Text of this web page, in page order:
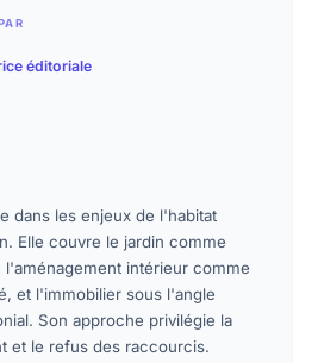
éditoriale
dans les enjeux de l'habitat
Elle couvre le jardin comme
intérieur comme
et l'immobilier sous l'angle
Son approche privilégie la
et le refus des raccourcis.